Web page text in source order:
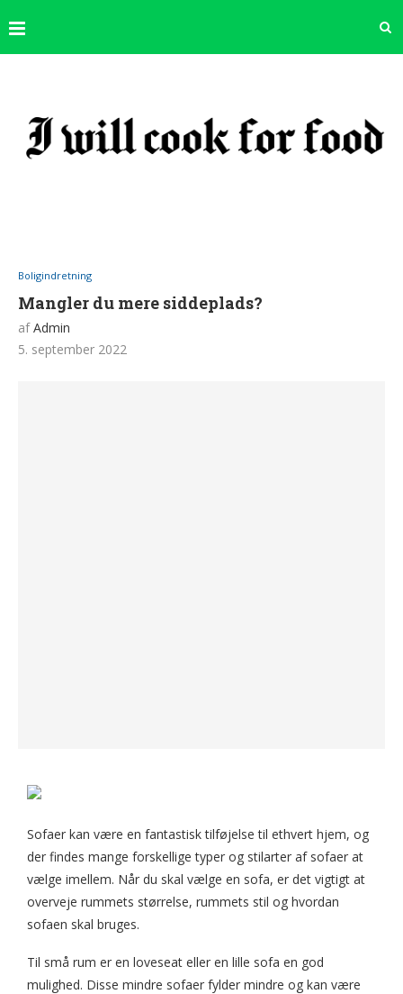
Boligindretning
Mangler du mere siddeplads?
afAdmin
5. september 2022
Sofaer kan være en fantastisk tilføjelse til ethvert hjem, og
der findes mange forskellige typer og stilarter af sofaer at
vælge imellem. Når du skal vælge en sofa, er det vigtigt at
overveje rummets størrelse, rummets stil og hvordan
sofaen skal bruges.
Til små rum er en loveseat eller en lille sofa en god
mulighed. Disse mindre sofaer fylder mindre og kan være